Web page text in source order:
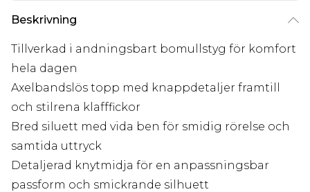
Beskrivning
Tillverkad i andningsbart bomullstyg för komfort
hela dagen
Axelbandslös topp med knappdetaljer framtill
och stilrena klafffickor
Bred siluett med vida ben för smidig rörelse och
samtida uttryck
Detaljerad knytmidja för en anpassningsbar
passform och smickrande silhuett